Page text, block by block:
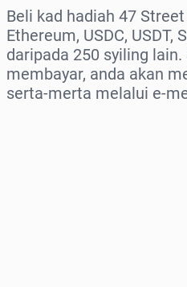
Beli kad hadiah 47
Ethereum, USDC, USDT,
daripada 250 syiling
membayar, anda akan
serta-merta melalui e-